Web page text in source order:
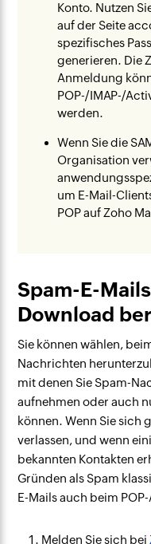
Konto. Nutzen
auf der Seite
spezifisches
generieren. Die
Anmeldung
POP-/IMAP-/
werden.
Wenn Sie die
Organisation
um E-Mail-
POP auf Zoho
Spam-E-
Download
Sie können wählen,
Nachrichten
mit denen Sie Spam-
aufnehmen oder auch
können. Wenn Sie sich
verlassen, und wenn
bekannten Kontakten
Gründen als Spam
E-Mails auch beim
Melden Sie sich bei